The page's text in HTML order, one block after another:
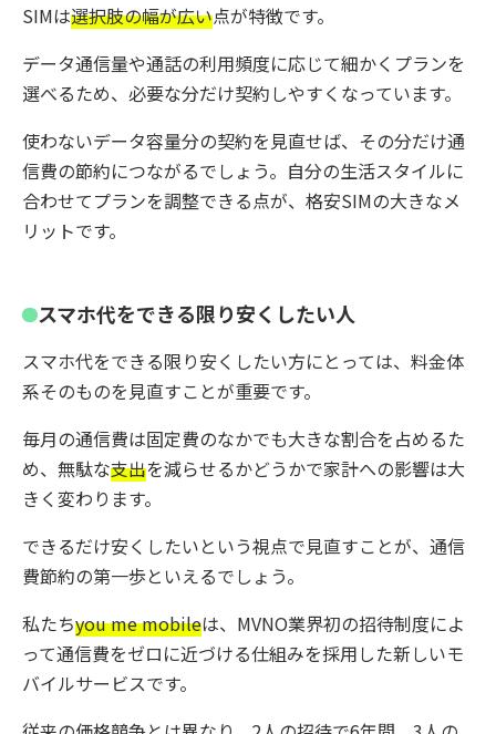
SIMは選択肢の幅が広い点が特徴です。
データ通信量や通話の利用頻度に応じて細かくプランを
選べるため、必要な分だけ契約しやすくなっています。
使わないデータ容量分の契約を見直せば、その分だけ通
信費の節約につながるでしょう。自分の生活スタイルに
合わせてプランを調整できる点が、格安SIMの大きなメ
リットです。
スマホ代をできる限り安くしたい人
スマホ代をできる限り安くしたい方にとっては、料金体
系そのものを見直すことが重要です。
毎月の通信費は固定費のなかでも大きな割合を占めるた
め、無駄な支出を減らせるかどうかで家計への影響は大
きく変わります。
できるだけ安くしたいという視点で見直すことが、通信
費節約の第一歩といえるでしょう。
私たちyou me mobileは、MVNO業界初の招待制度によ
って通信費をゼロに近づける仕組みを採用した新しいモ
バイルサービスです。